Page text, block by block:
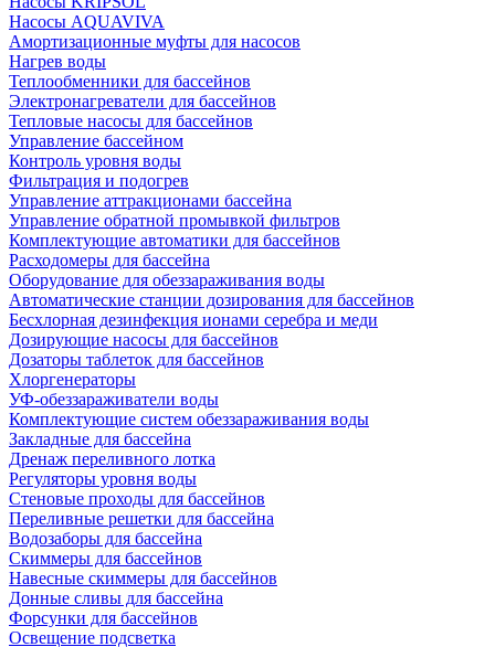
Насосы AQUAVIVA
Амортизационные муфты для насосов
Нагрев воды
Теплообменники для бассейнов
Электронагреватели для бассейнов
Тепловые насосы для бассейнов
Управление бассейном
Контроль уровня воды
Фильтрация и подогрев
Управление аттракционами бассейна
Управление обратной промывкой фильтров
Комплектующие автоматики для бассейнов
Расходомеры для бассейна
Оборудование для обеззараживания воды
Автоматические станции дозирования для бассейнов
Беcхлорная дезинфекция ионами серебра и меди
Дозирующие насосы для бассейнов
Дозаторы таблеток для бассейнов
Хлоргенераторы
УФ-обеззараживатели воды
Комплектующие систем обеззараживания воды
Закладные для бассейна
Дренаж переливного лотка
Регуляторы уровня воды
Стеновые проходы для бассейнов
Переливные решетки для бассейна
Водозаборы для бассейна
Скиммеры для бассейнов
Навесные скиммеры для бассейнов
Донные сливы для бассейна
Форсунки для бассейнов
Освещение подсветка